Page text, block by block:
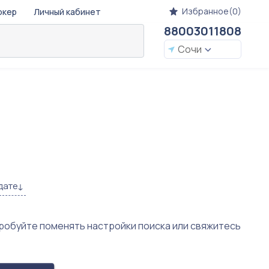
Личный кабинет Избранное(0)
88003011808
Сочи
поменять настройки поиска или свяжитесь